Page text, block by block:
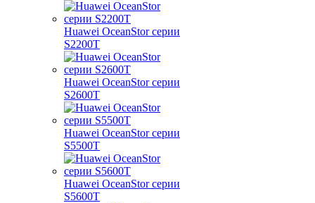
Huawei OceanStor серии
S2200T
Huawei OceanStor серии
S2600T
Huawei OceanStor серии
S5500T
Huawei OceanStor серии
S5600T